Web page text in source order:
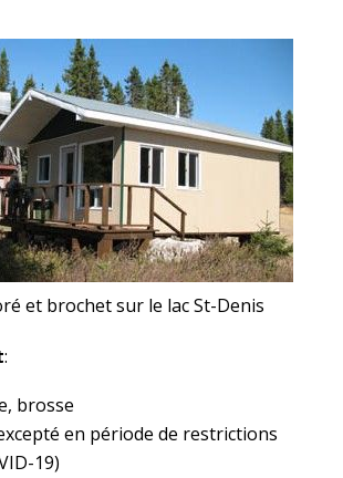
et brochet sur le lac St-Denis
:
brosse
en période de restrictions
19)